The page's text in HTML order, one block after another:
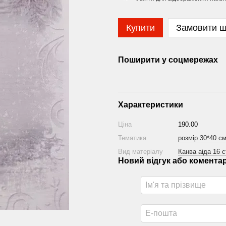
Купити Замовити
Поширити у соцмережах
Характеристики
Ціна
190.00
Тематика
розмір 30*40 см
Вид матеріалу
Канва аіда 16
Новий відгук або